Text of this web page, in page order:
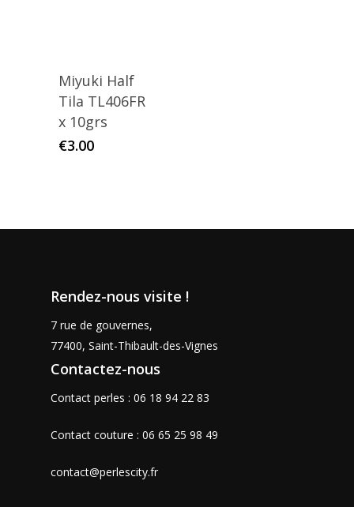
Miyuki Half
Tila TL406FR
x 10grs
€3.00
Rendez-nous visite !
7 rue de gouvernes,
77400, Saint-Thibault-des-Vignes
Contactez-nous
Contact perles : 06 18 94 22 83
Contact couture : 06 65 25 98 49
contact@perlescity.fr